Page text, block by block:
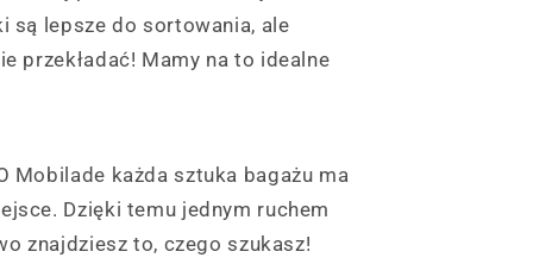
są lepsze do sortowania, ale
przekładać! Mamy na to idealne
Mobilade każda sztuka bagażu ma
Dzięki temu jednym ruchem
znajdziesz to, czego szukasz!